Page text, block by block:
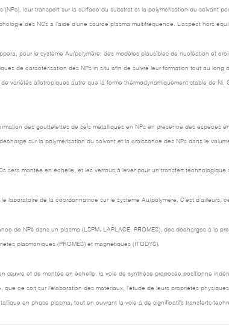
leur transport sur la surface du substrat et la polymérisation du solvant
des NCs à l’aide d’une source plasma multifréquence. L’aspect hors
pour le système Au/polymère, des modèles plausibles de nucléation et
de caractérisation des NPs in situ afin de suivre leur formation tout au
variétés allotropiques autre que la forme thermodynamiquement stable de
des gouttelettes de sels métalliques en NPs en présence des espèces
sur la polymérisation du solvant et la croissance des NPs dans le
sera montée en échelle, et les verrous à lever pour un transfert technologique
de la coordonnatrice sur le système Au/polymère. C’est d’ailleurs,
de NPs dans un plasma (LSPM, LAPLACE, PROMES), des décharges à la
plasmoniques (PROMES) et magnétiques (ITODYS).
œuvre et de montée en échelle, la voie de synthèse proposée positionne
ce soit sur l’élaboration des matériaux, l’étude de leurs propriétés
en phase plasma, tout en ouvrant la voie à de significatifs transferts